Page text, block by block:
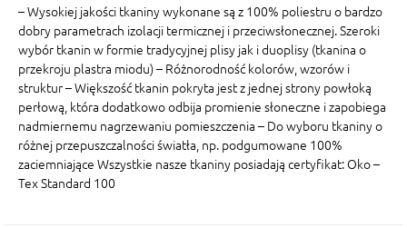
– Wysokiej jakości tkaniny wykonane są z 100% poliestru o bardzo
dobry parametrach izolacji termicznej i przeciwsłonecznej. Szeroki
wybór tkanin w formie tradycyjnej plisy jak i duoplisy (tkanina o
przekroju plastra miodu) – Różnorodność kolorów, wzorów i
struktur – Większość tkanin pokryta jest z jednej strony powłoką
perłową, która dodatkowo odbija promienie słoneczne i zapobiega
nadmiernemu nagrzewaniu pomieszczenia – Do wyboru tkaniny o
różnej przepuszczalności światła, np. podgumowane 100%
zaciemniające Wszystkie nasze tkaniny posiadają certyfikat: Oko –
Tex Standard 100